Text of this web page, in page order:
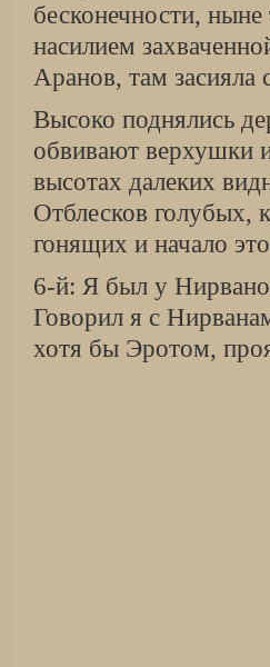
бесконечности,
насилием
Аранов, там засияла
Высоко поднялись
обвивают верхушки
высотах далеких
Отблесков голубых,
гонящих и начало
6-й: Я был у
Говорил я с
хотя бы Эротом,